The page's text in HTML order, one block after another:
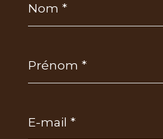
mail
*